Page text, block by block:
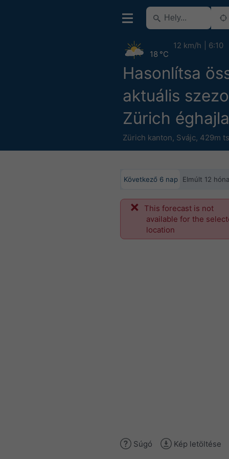
Hasonlítsa
aktuális
Zürich
Zürich kanton, Svájc, 429m
18 °C
12 km/h 6:10
Következő 6 nap Elmúlt 12
This forecast is not
available for the
location
Súgó Kép letöltése